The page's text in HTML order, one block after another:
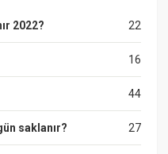
22
2022?
16
44
27
saklanır?